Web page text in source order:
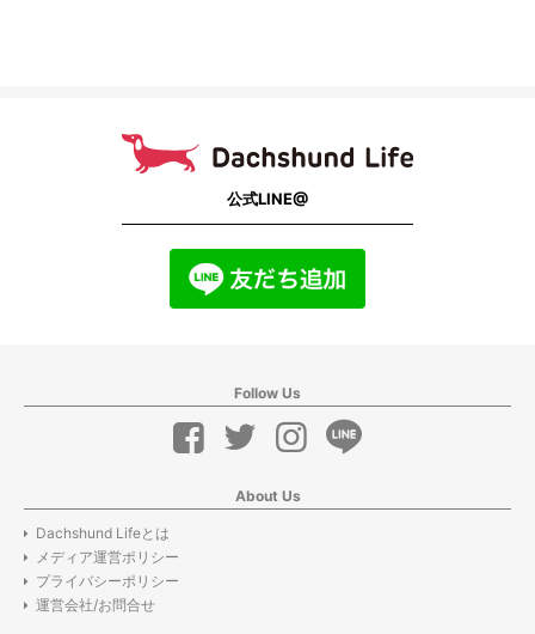
公式LINE@
Follow Us
About Us
Dachshund Lifeとは
メディア運営ポリシー
プライバシーポリシー
運営会社/お問合せ